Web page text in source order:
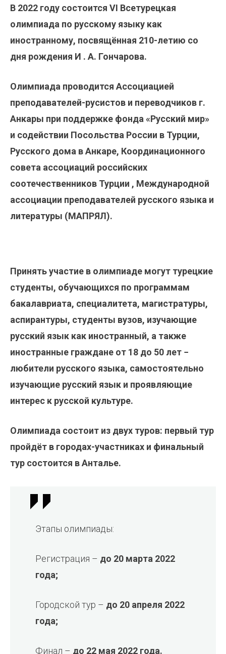
В 2022 году состоится VI Всетурецкая
олимпиада по русскому языку как
иностранному, посвящённая 210-летию со
дня рождения И . А. Гончарова.
Олимпиада проводится Ассоциацией
преподавателей-русистов и переводчиков г.
Анкары при поддержке фонда «Русский мир»
и содействии Посольства России в Турции,
Русского дома в Анкаре, Координационного
совета ассоциаций российских
соотечественников Турции , Международной
ассоциации преподавателей русского языка и
литературы (МАПРЯЛ).
Принять участие в олимпиаде могут турецкие
студенты, обучающихся по программам
бакалавриата, специалитета, магистратуры,
аспирантуры, студенты вузов, изучающие
русский язык как иностранный, а также
иностранные граждане от 18 до 50 лет −
любители русского языка, самостоятельно
изучающие русский язык и проявляющие
интерес к русской культуре.
Олимпиада состоит из двух туров: первый тур
пройдёт в городах-участниках и финальный
тур состоится в Анталье.
Этапы олимпиады:
Регистрация – до 20 марта 2022
года;
Городской тур – до 20 апреля 2022
года;
Финал – до 22 мая 2022 года.